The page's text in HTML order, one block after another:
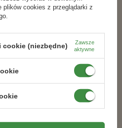
plików cookies z przeglądarki z
(niezbędne)
Zawsze
aktywne